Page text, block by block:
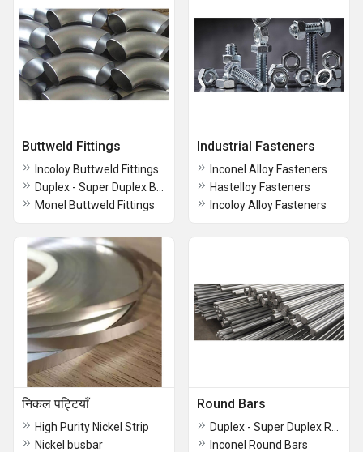
Buttweld Fittings
Incoloy Buttweld Fittings
Monel Buttweld Fittings
Industrial Fasteners
Inconel Alloy Fasteners
Hastelloy Fasteners
Incoloy Alloy Fasteners
निकल पट्टियाँ
High Purity Nickel Strip
Nickel busbar
Round Bars
Inconel Round Bars